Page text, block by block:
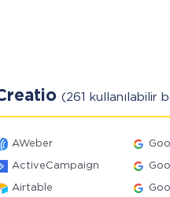
(261 kullanılabilir
AWeber
ActiveCampaign
Airtable